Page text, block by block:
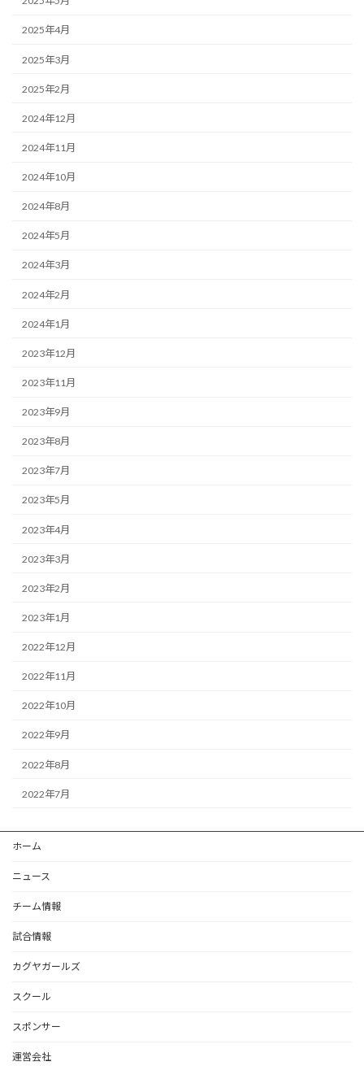
2025年4月
2025年3月
2025年2月
2024年12月
2024年11月
2024年10月
2024年8月
2024年5月
2024年3月
2024年2月
2024年1月
2023年12月
2023年11月
2023年9月
2023年8月
2023年7月
2023年5月
2023年4月
2023年3月
2023年2月
2023年1月
2022年12月
2022年11月
2022年10月
2022年9月
2022年8月
2022年7月
ホーム
ニュース
チーム情報
試合情報
カグヤガールズ
スクール
スポンサー
運営会社